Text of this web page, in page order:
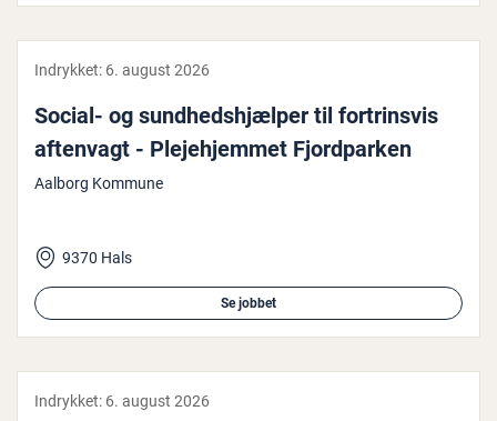
Indrykket: 6. august 2026
Social- og sund­heds­hjæl­per til for­trins­vis
aftenvagt - Ple­je­hjem­met Fjord­par­ken
Aalborg Kommune
9370 Hals
Se jobbet
Indrykket: 6. august 2026